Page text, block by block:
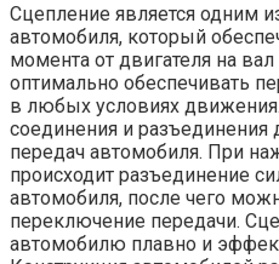
Сцепление является одним
автомобиля, который
момента от двигателя на
оптимально обеспечивать
в любых условиях
соединения и разъединения
передач автомобиля. При
происходит разъединение
автомобиля, после чего
переключение передачи.
автомобилю плавно и